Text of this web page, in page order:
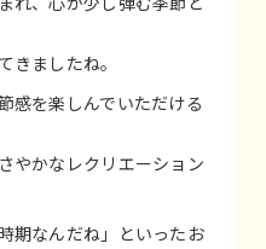
きましたね。
感を楽しんでいただける
やかなレクリエーション
期なんだね」といったお